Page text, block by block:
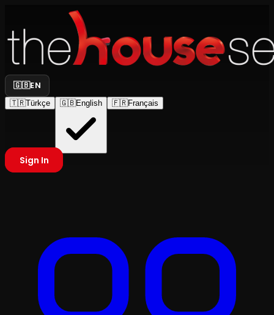
🇬🇧EN
🇹🇷Türkçe 🇬🇧English 🇫🇷Français
Sign In